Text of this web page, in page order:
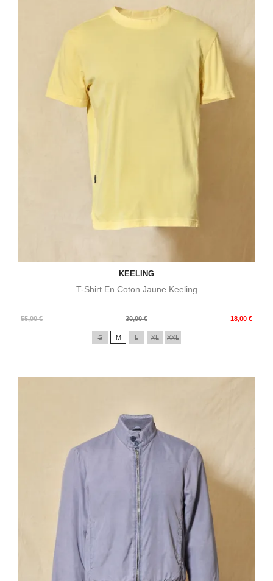
KEELING
T-Shirt En Coton Jaune Keeling
55,00 €
Prix
30,00 € 18,00 €
Prix
S M L XL XXL